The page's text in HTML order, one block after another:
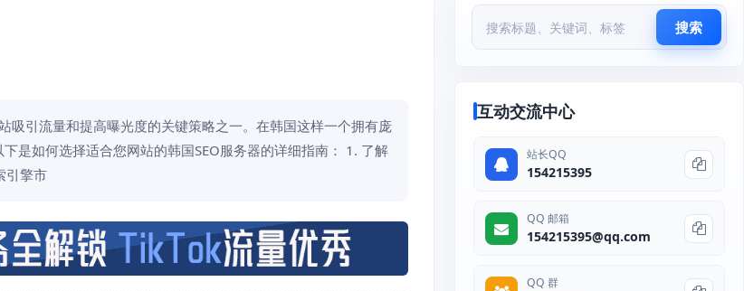
吸引流量和提高曝光度的关键策略之一。在韩国这样一个拥有庞
是如何选择适合您网站的韩国SEO服务器的详细指南： 1. 了解
引擎市
搜索
互动交流中心
站长QQ
154215395
QQ 邮箱
154215395@qq.com
QQ 群